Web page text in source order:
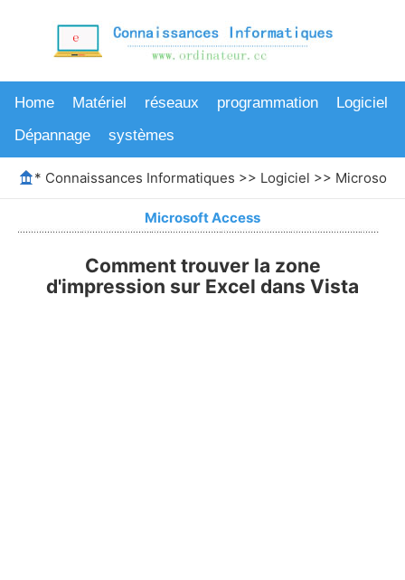
Home Matériel réseaux programmation
Logiciel
Dépannage
systèmes
* Connaissances Informatiques >> Logiciel >> Microsoft
Microsoft Access
Comment trouver la zone
d'impression sur Excel dans Vista